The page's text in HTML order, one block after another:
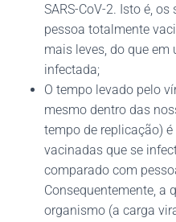
SARS-CoV-2. Isto é,
pessoa totalmente
mais leves, do que
infectada;
O tempo levado pelo
mesmo dentro das
tempo de replicação)
vacinadas que se
comparado com
Consequentemente, a
organismo (a carga